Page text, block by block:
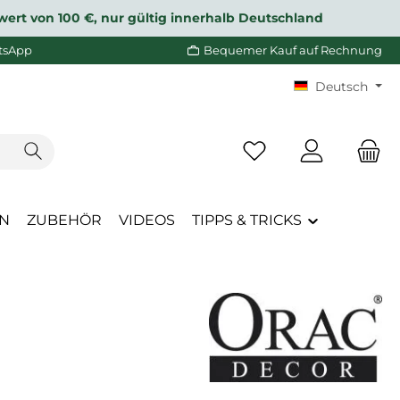
von 100 €, nur gültig innerhalb Deutschland
Bequemer Kauf auf Rechnung
Deutsch
Du hast 0 Produkte
ZUBEHÖR VIDEOS TIPPS & TRICKS